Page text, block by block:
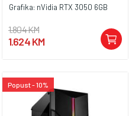
Grafika: nVidia RTX 3050 6GB
1.804 KM
1.624 KM
Popust - 10%